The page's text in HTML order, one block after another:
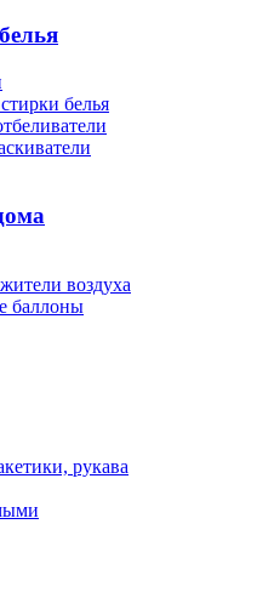
белья
воздуха
баллоны
рукава